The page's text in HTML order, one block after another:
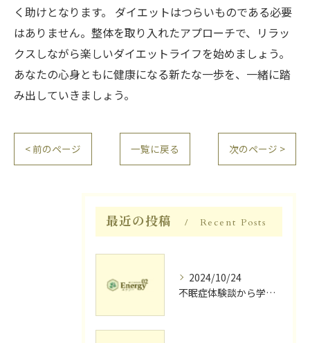
く助けとなります。 ダイエットはつらいものである必要
はありません。整体を取り入れたアプローチで、リラッ
クスしながら楽しいダイエットライフを始めましょう。
あなたの心身ともに健康になる新たな一歩を、一緒に踏
み出していきましょう。
< 前のページ 一覧に戻る 次のページ >
最近の投稿 Recent Posts
2024/10/24
不眠症体験談から学ぶ睡眠質向上法